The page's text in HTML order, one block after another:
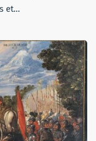
et…